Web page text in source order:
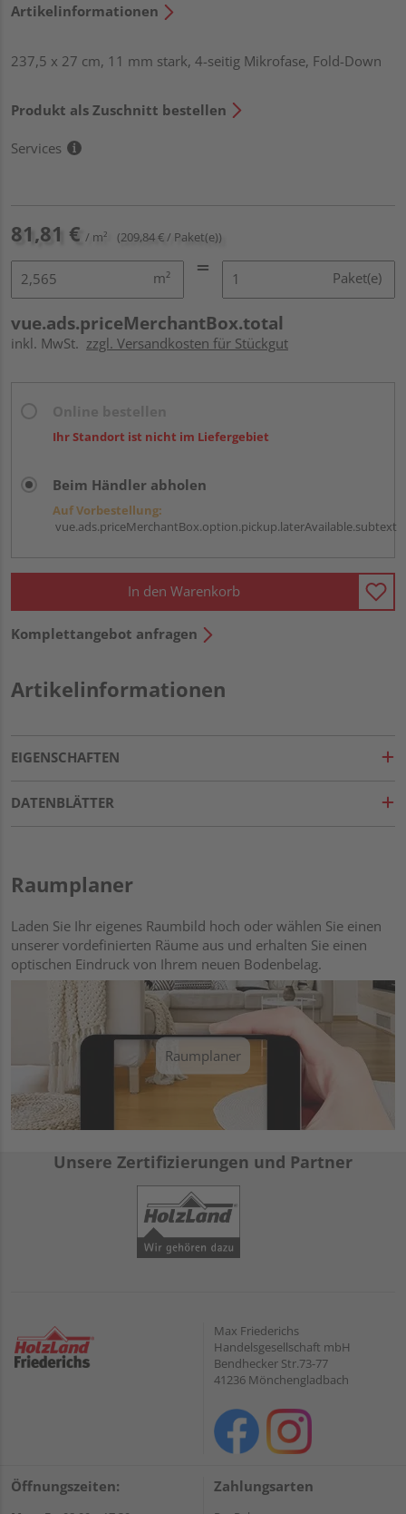
Artikelinformationen
237,5 x 27 cm, 11 mm stark, 4-seitig Mikrofase, Fold-Down
Produkt als Zuschnitt bestellen
Services
81,81 € / m² (209,84 € / Paket(e))
m² Paket(e)
vue.ads.priceMerchantBox.total
inkl. MwSt. zzgl. Versandkosten für Stückgut
Ihr Standort ist nicht im Liefergebiet
Beim Händler abholen
Auf Vorbestellung:
vue.ads.priceMerchantBox.option.pickup.laterAvailable.subtext
In den Warenkorb
Komplettangebot anfragen
Artikelinformationen
EIGENSCHAFTEN
DATENBLÄTTER
Raumplaner
Laden Sie Ihr eigenes Raumbild hoch oder wählen Sie einen
unserer vordefinierten Räume aus und erhalten Sie einen
optischen Eindruck von Ihrem neuen Bodenbelag.
Raumplaner
Unsere Zertifizierungen und Partner
Max Friederichs
Handelsgesellschaft mbH
Bendhecker Str.73-77
41236 Mönchengladbach
Öffnungszeiten: Zahlungsarten